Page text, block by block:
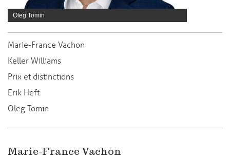
Oleg Tomin
Marie-France Vachon
Keller Williams
Prix et distinctions
Erik Heft
Oleg Tomin
Marie-France Vachon